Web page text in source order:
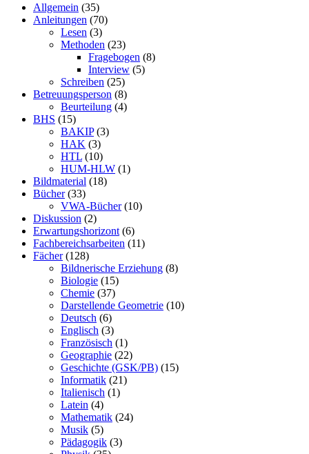
Allgemein (35)
Anleitungen (70)
Lesen (3)
Methoden (23)
Fragebogen (8)
Interview (5)
Schreiben (25)
Betreuungsperson (8)
Beurteilung (4)
BHS (15)
BAKIP(3)
HAK (3)
HTL (10)
HUM-HLW (1)
Bildmaterial (18)
Bücher(33)
VWA-Bücher(10)
Diskussion (2)
Erwartungshorizont (6)
Fachbereichsarbeiten (11)
Fächer(128)
Bildnerische Erziehung (8)
Biologie (15)
Chemie (37)
Darstellende Geometrie (10)
Deutsch (6)
Englisch (3)
Französisch (1)
Geographie (22)
Geschichte (GSK/PB) (15)
Informatik (21)
Italienisch (1)
Latein (4)
Mathematik (24)
Musik (5)
Pädagogik (3)